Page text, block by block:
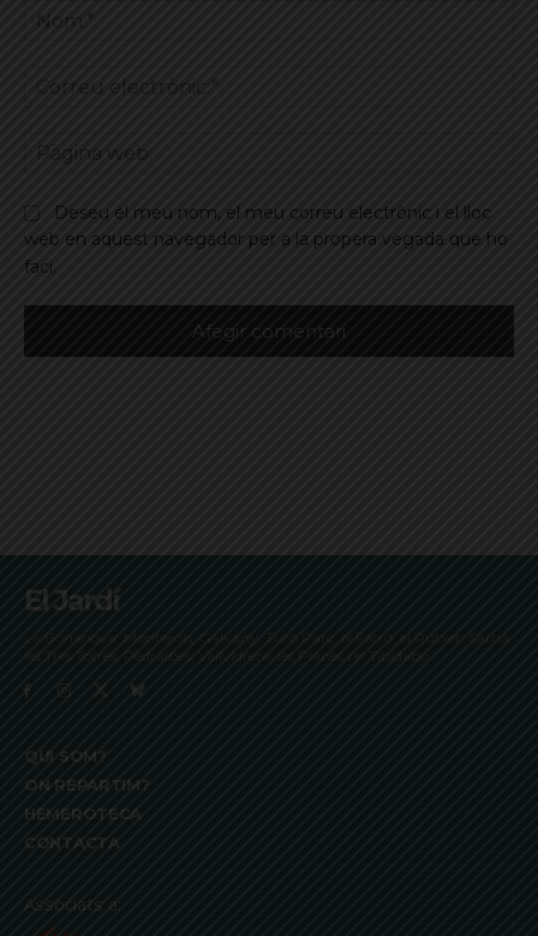
Deseu el meu nom, el meu correu electrònic i el lloc
web en aquest navegador per a la propera vegada que ho
faci.
El Jardí
La Bonanova, Monterols, Galvany, Turó Parc, el Farró, el Putxet, Sarrià,
les Tres Torres, Pedralbes, Vallvidrera, les Planes i el Tibidabo
QUI SOM?
ON REPARTIM?
HEMEROTECA
CONTACTA
Associats a: